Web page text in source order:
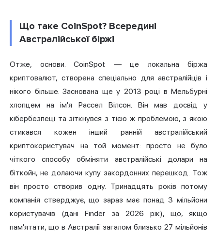
Що таке CoinSpot? Всередині
Австралійської біржі
Отже, основи. CoinSpot — це локальна біржа
криптовалют, створена спеціально для австралійців і
нікого більше. Заснована ще у 2013 році в Мельбурні
хлопцем на ім'я Рассел Вілсон. Він мав досвід у
кібербезпеці та зіткнувся з тією ж проблемою, з якою
стикався кожен інший ранній австралійський
криптокористувач на той момент: просто не було
чіткого способу обміняти австралійські долари на
біткойн, не долаючи купу закордонних перешкод. Тож
він просто створив одну. Тринадцять років потому
компанія стверджує, що зараз має понад 3 мільйони
користувачів (дані Finder за 2026 рік), що, якщо
пам'ятати, що в Австралії загалом близько 27 мільйонів